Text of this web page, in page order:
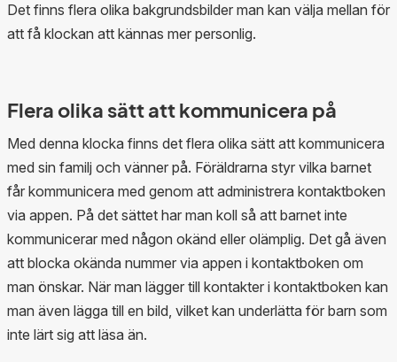
Det finns flera olika bakgrundsbilder man kan välja mellan för
att få klockan att kännas mer personlig.
Flera olika sätt att kommunicera på
Med denna klocka finns det flera olika sätt att kommunicera
med sin familj och vänner på. Föräldrarna styr vilka barnet
får kommunicera med genom att administrera kontaktboken
via appen. På det sättet har man koll så att barnet inte
kommunicerar med någon okänd eller olämplig. Det gå även
att blocka okända nummer via appen i kontaktboken om
man önskar. När man lägger till kontakter i kontaktboken kan
man även lägga till en bild, vilket kan underlätta för barn som
inte lärt sig att läsa än.